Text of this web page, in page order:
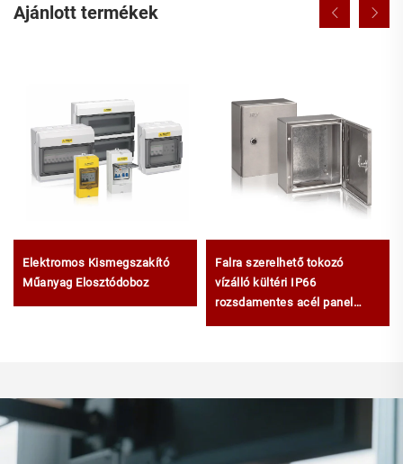
Ajánlott termékek
Elektromos Kismegszakító
Műanyag Elosztódoboz
Falra szerelhető tokozó
vízálló kültéri IP66
rozsdamentes acél panel